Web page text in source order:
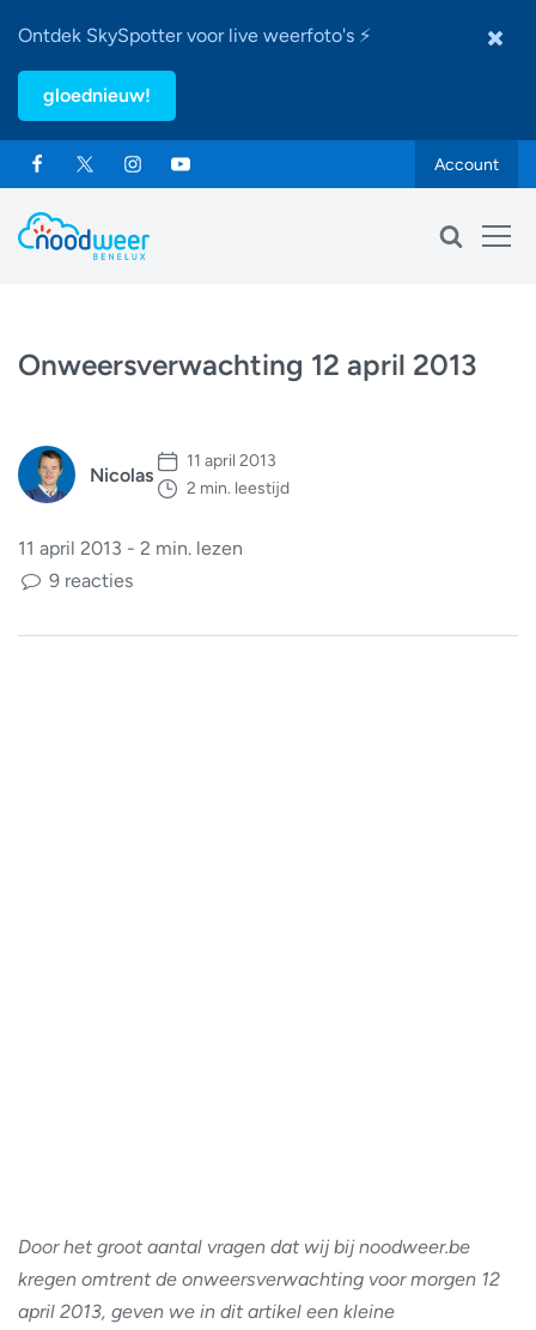
Ontdek SkySpotter voor live weerfoto's ⚡
gloednieuw!
Account
Onweersverwachting 12 april 2013
Nicolas
11 april 2013
2 min. leestijd
11 april 2013 - 2 min. lezen
9 reacties
Door het groot aantal vragen dat wij bij noodweer.be
kregen omtrent de onweersverwachting voor morgen 12
april 2013, geven we in dit artikel een kleine